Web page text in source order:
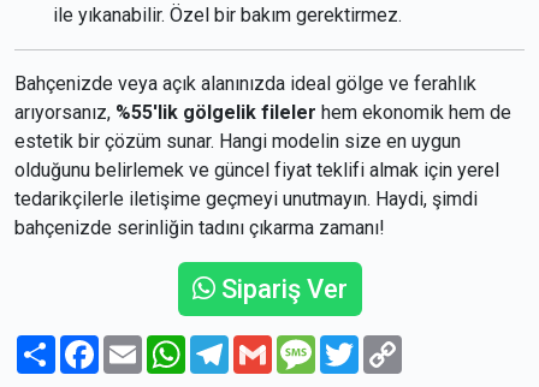
ile yıkanabilir. Özel bir bakım gerektirmez.
Bahçenizde veya açık alanınızda ideal gölge ve ferahlık
arıyorsanız, %55'lik gölgelik fileler hem ekonomik hem de
estetik bir çözüm sunar. Hangi modelin size en uygun
olduğunu belirlemek ve güncel fiyat teklifi almak için yerel
tedarikçilerle iletişime geçmeyi unutmayın. Haydi, şimdi
bahçenizde serinliğin tadını çıkarma zamanı!
Sipariş Ver
PaylaşFacebook
Email WhatsAppTelegram
Gmail Message
Twitter